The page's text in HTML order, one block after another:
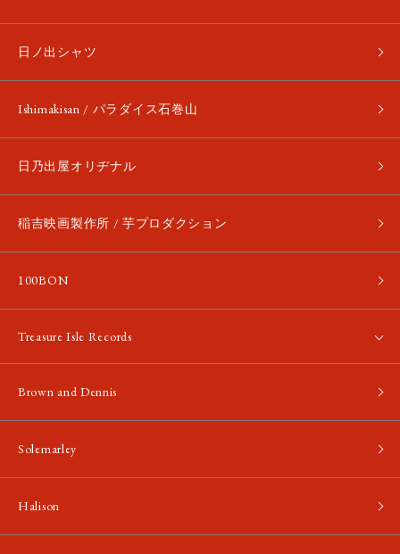
日ノ出シャツ
Ishimakisan / パラダイス石巻山
日乃出屋オリヂナル
稲吉映画製作所 / 芋プロダクション
100BON
Treasure Isle Records
Brown and Dennis
Solemarley
Halison